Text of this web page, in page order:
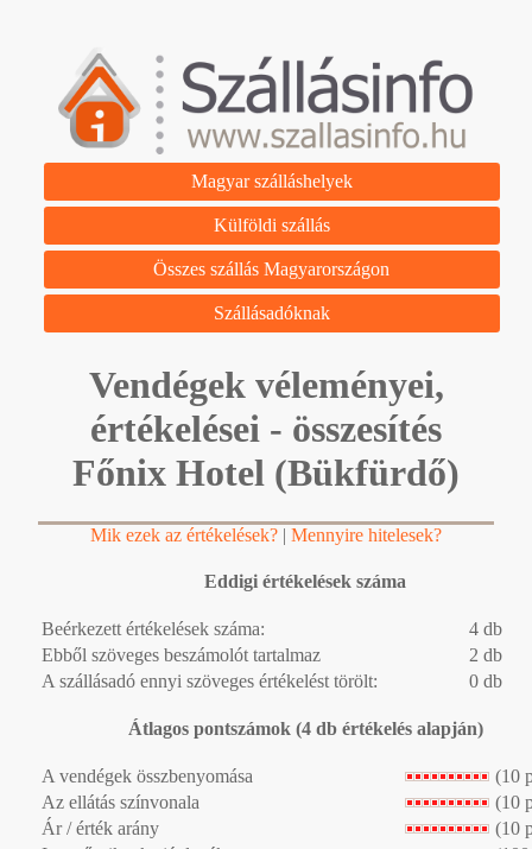
Magyar szálláshelyek
Külföldi szállás
Összes szállás Magyarországon
Szállásadóknak
Vendégek véleményei,
értékelései - összesítés
Főnix Hotel (Bükfürdő)
Mik ezek az értékelések? | Mennyire hitelesek?
Eddigi értékelések száma
Beérkezett értékelések száma:
4 db
Ebből szöveges beszámolót tartalmaz
2 db
A szállásadó ennyi szöveges értékelést törölt:
0 db
Átlagos pontszámok (4 db értékelés alapján)
A vendégek összbenyomása
(10
Az ellátás színvonala
(10
Ár / érték arány
(10